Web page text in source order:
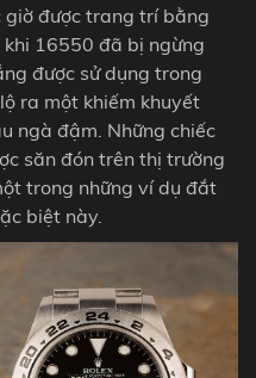
được trang trí bằng
16550 đã bị ngừng
được sử dụng trong
ra một khiếm khuyết
ngà đậm. Những chiếc
săn đón trên thị trường
trong những ví dụ đắt
biệt này.